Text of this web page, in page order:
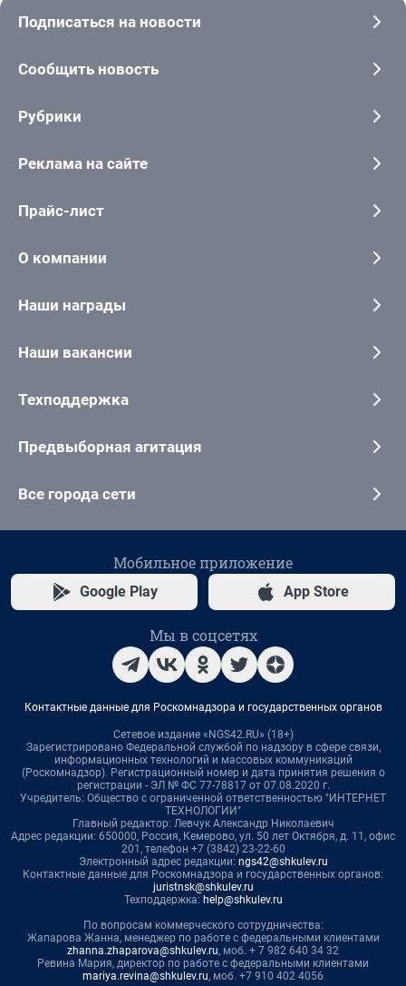
Подписаться на новости
Сообщить новость
Рубрики
Реклама на сайте
Прайс-лист
О компании
Наши награды
Наши вакансии
Техподдержка
Предвыборная агитация
Все города сети
Мобильное приложение
Google Play App Store
Мы в соцсетях
Контактные данные для Роскомнадзора и государственных органов
Сетевое издание «NGS42.RU» (18+)
Зарегистрировано Федеральной службой по надзору в сфере связи,
информационных технологий и массовых коммуникаций
(Роскомнадзор). Регистрационный номер и дата принятия решения о
регистрации - ЭЛ № ФС 77-78817 от 07.08.2020 г.
Учредитель: Общество с ограниченной ответственностью "ИНТЕРНЕТ
ТЕХНОЛОГИИ"
Главный редактор: Левчук Александр Николаевич
Адрес редакции: 650000, Россия, Кемерово, ул. 50 лет Октября, д. 11, офис
201, телефон +7 (3842) 23-22-60
Электронный адрес редакции: ngs42@shkulev.ru
Контактные данные для Роскомнадзора и государственных органов:
juristnsk@shkulev.ru
Техподдержка: help@shkulev.ru
По вопросам коммерческого сотрудничества:
Жапарова Жанна, менеджер по работе с федеральными клиентами
zhanna.zhaparova@shkulev.ru, моб. + 7 982 640 34 32
Ревина Мария, директор по работе с федеральными клиентами
mariya.revina@shkulev.ru, моб. +7 910 402 4056